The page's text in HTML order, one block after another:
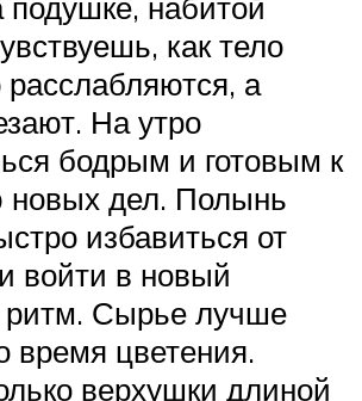
как тело
расслабляются, а
На утро
бодрым и готовым к
дел. Полынь
избавиться от
войти в новый
Сырье лучше
время цветения.
верхушки длиной